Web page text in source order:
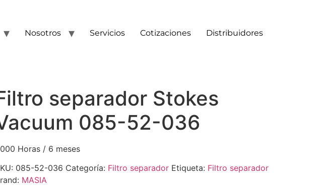
Nosotros Servicios Cotizaciones Distribuidores
separador Stokes
085-52-036
Horas / 6 meses
085-52-036 Categoría: Filtro separador Etiqueta: Filtro separador
MASIA